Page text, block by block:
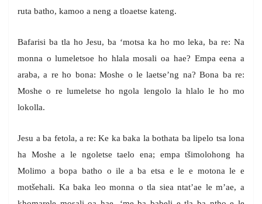
ruta batho, kamoo a neng a tloaetse kateng.
Bafarisi ba tla ho Jesu, ba ‘motsa ka ho mo leka, ba re: Na
monna o lumeletsoe ho hlala mosali oa hae? Empa eena a
araba, a re ho bona: Moshe o le laetse’ng na? Bona ba re:
Moshe o re lumeletse ho ngola lengolo la hlalo le ho mo
lokolla.
Jesu a ba fetola, a re: Ke ka baka la bothata ba lipelo tsa lona
ha Moshe a le ngoletse taelo ena; empa tšimolohong ha
Molimo a bopa batho o ile a ba etsa e le e motona le e
motšehali. Ka baka leo monna o tla siea ntat’ae le m’ae, a